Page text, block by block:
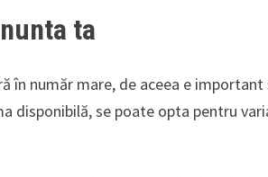
ta
în număr mare, de aceea e important
disponibilă, se poate opta pentru